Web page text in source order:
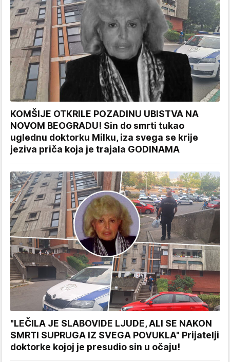
KOMŠIJE OTKRILE POZADINU UBISTVA NA
NOVOM BEOGRADU! Sin do smrti tukao
uglednu doktorku Milku, iza svega se krije
jeziva priča koja je trajala GODINAMA
"LEČILA JE SLABOVIDE LJUDE, ALI SE NAKON
SMRTI SUPRUGA IZ SVEGA POVUKLA" Prijatelji
doktorke kojoj je presudio sin u očaju!